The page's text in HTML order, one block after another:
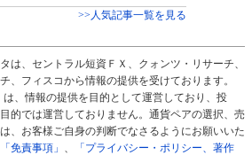
>>人気記事一覧を見る
は、セントラル短資ＦＸ、クォンツ・リサーチ、
、フィスコから情報の提供を受けております。
、情報の提供を目的として運営しており、投
的では運営しておりません。通貨ペアの選択、売
、お客様ご自身の判断でなさるようにお願いいた
「免責事項」 、
「プライバシー・ポリシー、著作